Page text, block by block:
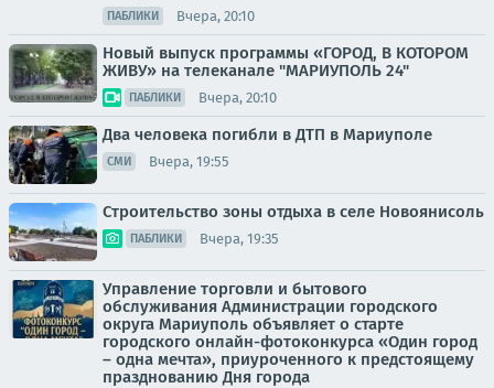
ПАБЛИКИ Вчера, 20:10
Новый выпуск программы «ГОРОД, В КОТОРОМ
ЖИВУ» на телеканале "МАРИУПОЛЬ 24"
ПАБЛИКИ Вчера, 20:10
Два человека погибли в ДТП в Мариуполе
СМИ Вчера, 19:55
Строительство зоны отдыха в селе Новоянисоль
ПАБЛИКИ Вчера, 19:35
Управление торговли и бытового
обслуживания Администрации городского
округа Мариуполь объявляет о старте
городского онлайн-фотоконкурса «Один город
– одна мечта», приуроченного к предстоящему
празднованию Дня города